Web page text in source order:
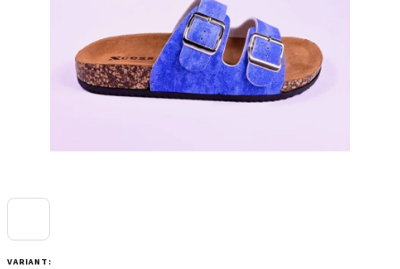
VARIANT: